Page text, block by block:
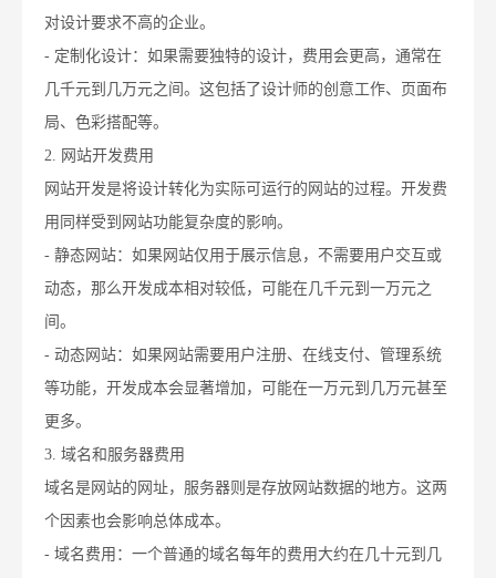
对设计要求不高的企业。
- 定制化设计：如果需要独特的设计，费用会更高，通常在
几千元到几万元之间。这包括了设计师的创意工作、页面布
局、色彩搭配等。
2. 网站开发费用
网站开发是将设计转化为实际可运行的网站的过程。开发费
用同样受到网站功能复杂度的影响。
- 静态网站：如果网站仅用于展示信息，不需要用户交互或
动态，那么开发成本相对较低，可能在几千元到一万元之
间。
- 动态网站：如果网站需要用户注册、在线支付、管理系统
等功能，开发成本会显著增加，可能在一万元到几万元甚至
更多。
3. 域名和服务器费用
域名是网站的网址，服务器则是存放网站数据的地方。这两
个因素也会影响总体成本。
- 域名费用：一个普通的域名每年的费用大约在几十元到几